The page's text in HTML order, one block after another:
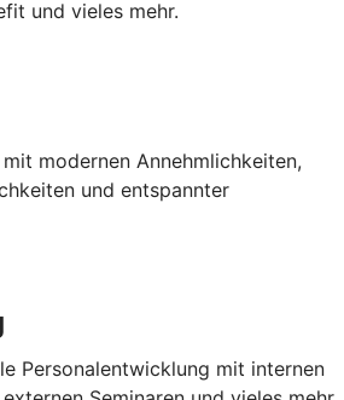
und vieles mehr.
modernen Annehmlichkeiten,
und entspannter
Personalentwicklung mit internen